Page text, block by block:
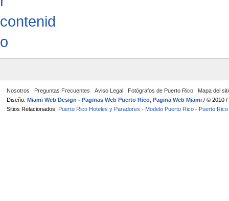
Nosotros Preguntas Frecuentes Aviso Legal Fotógrafos de Puerto Rico
Mapa del
Diseño: Miami Web Design - Paginas Web Puerto Rico, Pagina Web Miami / © 2010 /
Sitios Relacionados: Puerto Rico Hoteles y Paradores - Modelo Puerto Rico - Puerto